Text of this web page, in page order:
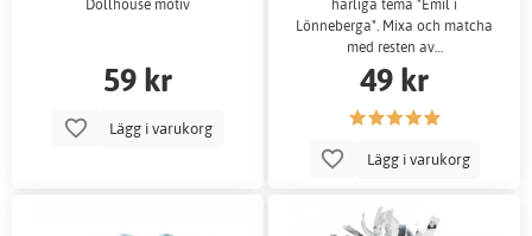
Dollhouse motiv
59 kr
Lägg i varukorg
härliga tema "Emil i
Lönneberga". Mixa och matcha
med resten av…
49 kr
Lägg i varukorg